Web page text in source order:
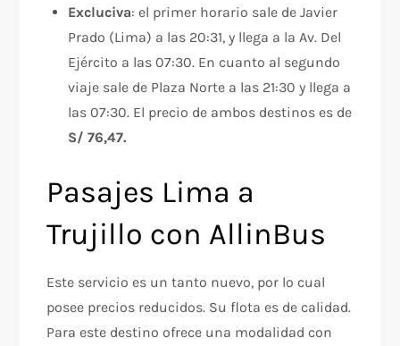
Excluciva: el primer horario sale de Javier
Prado (Lima) a las 20:31, y llega a la Av. Del
Ejército a las 07:30. En cuanto al segundo
viaje sale de Plaza Norte a las 21:30 y llega a
las 07:30. El precio de ambos destinos es de
S/ 76,47.
Pasajes Lima a
Trujillo con AllinBus
Este servicio es un tanto nuevo, por lo cual
posee precios reducidos. Su flota es de calidad.
Para este destino ofrece una modalidad con